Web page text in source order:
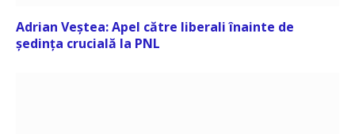
Adrian Veștea: Apel către liberali înainte de
ședința crucială la PNL